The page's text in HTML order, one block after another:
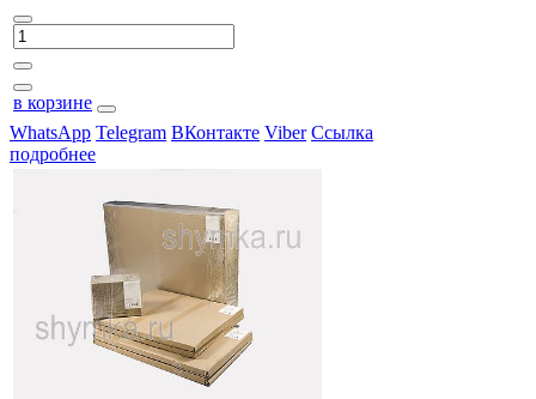
в корзине
WhatsApp Telegram ВКонтакте Viber Ссылка
подробнее